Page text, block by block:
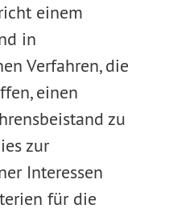
einem
in
Verfahren, die
einen
zu
zur
Interessen
für die